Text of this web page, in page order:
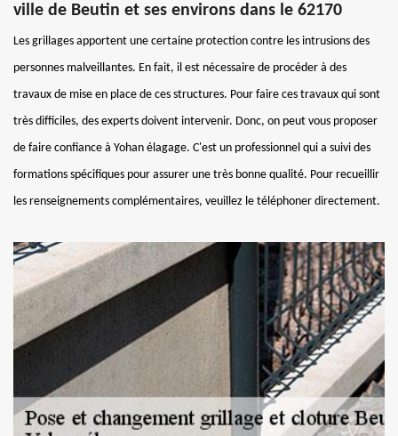
ville de Beutin et ses environs dans le 62170
Les grillages apportent une certaine protection contre les intrusions des
personnes malveillantes. En fait, il est nécessaire de procéder à des
travaux de mise en place de ces structures. Pour faire ces travaux qui sont
très difficiles, des experts doivent intervenir. Donc, on peut vous proposer
de faire confiance à Yohan élagage. C'est un professionnel qui a suivi des
formations spécifiques pour assurer une très bonne qualité. Pour recueillir
les renseignements complémentaires, veuillez le téléphoner directement.